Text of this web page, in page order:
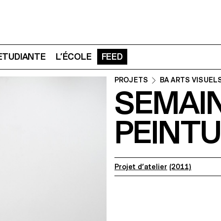
L’ÉCOLE FEED
PROJETS BA ARTS
Projet d’atelier (2011)